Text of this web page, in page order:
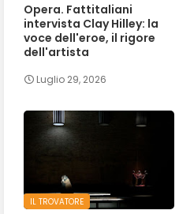
Opera. Fattitaliani
intervista Clay Hilley: la
voce dell'eroe, il rigore
dell'artista
Luglio 29, 2026
IL TROVATORE